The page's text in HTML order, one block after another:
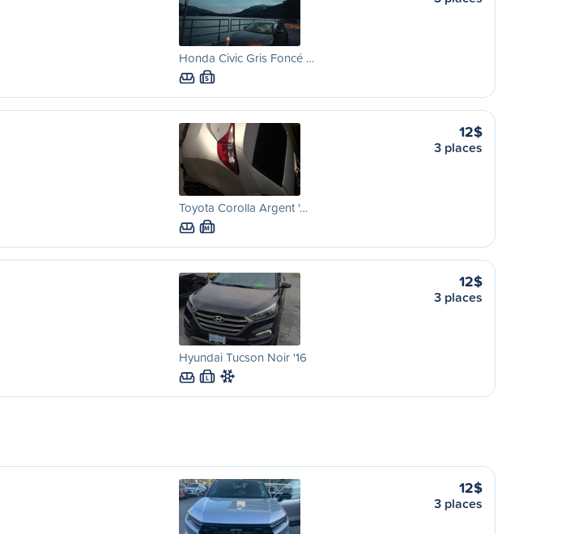
Honda Civic Gris Foncé …
S
Toyota Corolla Argent '…
M
12$
3 places
Hyundai Tucson Noir '16
L
12$
3 places
12$
3 places